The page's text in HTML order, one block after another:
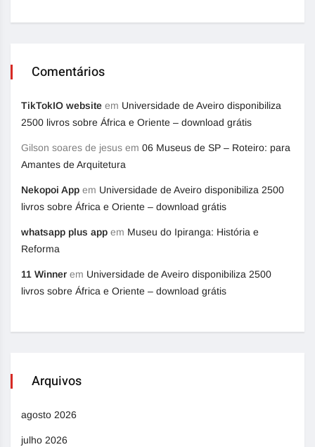
Comentários
TikTokIO website em Universidade de Aveiro disponibiliza
2500 livros sobre África e Oriente – download grátis
Gilson soares de jesus em 06 Museus de SP – Roteiro: para
Amantes de Arquitetura
Nekopoi App em Universidade de Aveiro disponibiliza 2500
livros sobre África e Oriente – download grátis
whatsapp plus app em Museu do Ipiranga: História e
Reforma
11 Winner em Universidade de Aveiro disponibiliza 2500
livros sobre África e Oriente – download grátis
Arquivos
agosto 2026
julho 2026